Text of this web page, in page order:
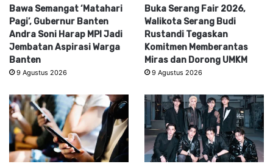
Bawa Semangat ‘Matahari
Pagi’, Gubernur Banten
Andra Soni Harap MPI Jadi
Jembatan Aspirasi Warga
Banten
9 Agustus 2026
Buka Serang Fair 2026,
Walikota Serang Budi
Rustandi Tegaskan
Komitmen Memberantas
Miras dan Dorong UMKM
9 Agustus 2026